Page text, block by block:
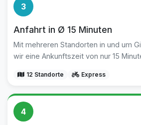
3
Anfahrt in Ø 15 Minuten
Mit mehreren Standorten in und um
wir eine Ankunftszeit von nur 15
12 Standorte Express
4